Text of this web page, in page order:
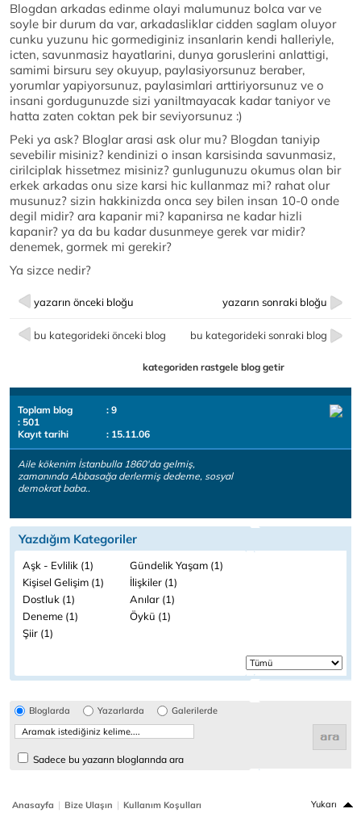
Blogdan arkadas edinme olayi malumunuz bolca var ve
soyle bir durum da var, arkadasliklar cidden saglam oluyor
cunku yuzunu hic gormediginiz insanlarin kendi halleriyle,
icten, savunmasiz hayatlarini, dunya goruslerini anlattigi,
samimi birsuru sey okuyup, paylasiyorsunuz beraber,
yorumlar yapiyorsunuz, paylasimlari arttiriyorsunuz ve o
insani gordugunuzde sizi yaniltmayacak kadar taniyor ve
hatta zaten coktan pek bir seviyorsunuz :)
Peki ya ask? Bloglar arasi ask olur mu? Blogdan taniyip
sevebilir misiniz? kendinizi o insan karsisinda savunmasiz,
cirilciplak hissetmez misiniz? gunlugunuzu okumus olan bir
erkek arkadas onu size karsi hic kullanmaz mi? rahat olur
musunuz? sizin hakkinizda onca sey bilen insan 10-0 onde
degil midir? ara kapanir mi? kapanirsa ne kadar hizli
kapanir? ya da bu kadar dusunmeye gerek var midir?
denemek, gormek mi gerekir?
Ya sizce nedir?
yazarın önceki bloğu yazarın sonraki bloğu
bu kategorideki önceki blog bu kategorideki sonraki blog
kategoriden rastgele blog getir
Toplam blog
: 9
: 501
Kayıt tarihi
: 15.11.06
Aile kökenim İstanbulla 1860'da gelmiş,
zamanında Abbasağa derlermiş dedeme, sosyal
demokrat baba..
Yazdığım Kategoriler
Aşk - Evlilik (1)
Gündelik Yaşam (1)
Kişisel Gelişim (1)
İlişkiler (1)
Dostluk (1)
Anılar (1)
Deneme (1)
Öykü (1)
Şiir (1)
Bloglarda Yazarlarda Galerilerde
Sadece bu yazarın bloglarında ara
Anasayfa | Bize Ulaşın | Kullanım Koşulları Yukarı